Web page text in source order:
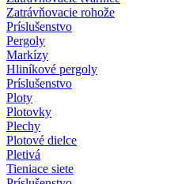
Zatrávňovacie rohože
Príslušenstvo
Pergoly
Markízy
Hliníkové pergoly
Príslušenstvo
Ploty
Plotovky
Plechy
Plotové dielce
Pletivá
Tieniace siete